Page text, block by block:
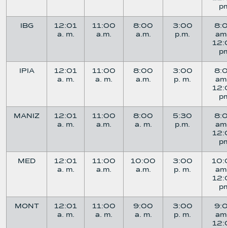
IBG
12:01
a. m.
11:00
a.m.
8:00
a.m.
3:00
p.m.
IPIA
12:01
a. m.
11:00
a. m.
8:00
a.m.
3:00
p. m.
MANIZ
12:01
a. m.
11:00
a.m.
8:00
a. m.
5:30
p.m.
MED
12:01
a. m.
11:00
a.m.
10:00
a.m.
3:00
p. m.
MONT
12:01
a. m.
11:00
a. m.
9:00
a. m.
3:00
p. m.